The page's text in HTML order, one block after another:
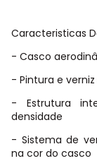
Caracteristicas
- Casco
- Pintura e
- Estrutura
densidade
- Sistema de
na cor do casco